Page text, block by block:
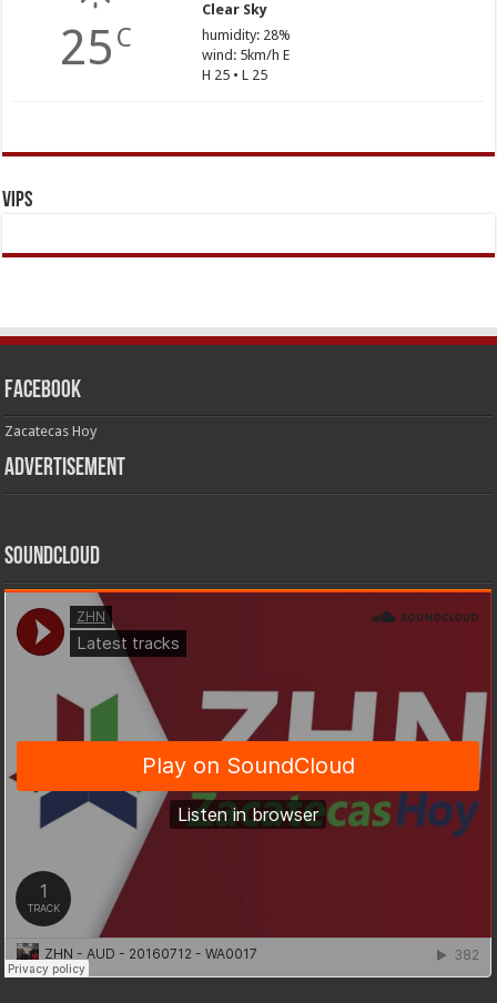
25 C
Clear Sky
humidity: 28%
wind: 5km/h E
H 25 • L 25
Vips
Facebook
Zacatecas Hoy
Advertisement
SoundCloud